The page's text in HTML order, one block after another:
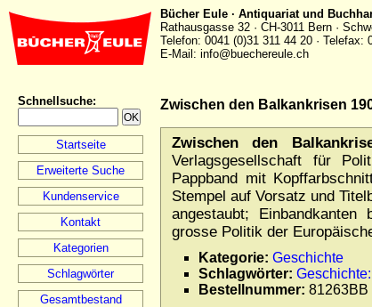
Bücher Eule · Antiquariat und
Rathausgasse 32 · CH-3011 Bern ·
Telefon: 0041 (0)31 311 44 20 · Telefax:
E-Mail: info@buechereule.ch
Schnellsuche:
Startseite
Erweiterte Suche
Kundenservice
Kontakt
Kategorien
Schlagwörter
Gesamtbestand
Zwischen den Balkankrisen
Zwischen den
Verlagsgesellschaft für
Pappband mit
Stempel auf Vorsatz und
angestaubt;
grosse Politik der
Kategorie: Geschichte
Schlagwörter:
Bestellnummer: 81263BB